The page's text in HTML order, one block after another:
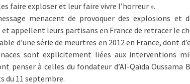
faire exploser et leur faire vivre l’horreur ».
menacent de provoquer des explosions et
appellent leurs partisans en France de retracer le
d’une série de meurtres en 2012 en France, dont
sont explicitement liées aux interventions
penser à celles du fondateur d’Al-Qaïda Oussama
du 11 septembre.